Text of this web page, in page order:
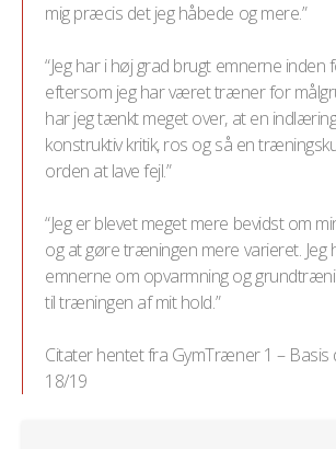
mig præcis det jeg håbede og mere.”
“Jeg har i høj grad brugt emnerne inden
eftersom jeg har været træner for
har jeg tænkt meget over, at en
konstruktiv kritik, ros og så en
orden at lave fejl.”
“Jeg er blevet meget mere bevidst om
og at gøre træningen mere varieret.
emnerne om opvarmning og
til træningen af mit hold.”
Citater hentet fra GymTræner 1 –
18/19